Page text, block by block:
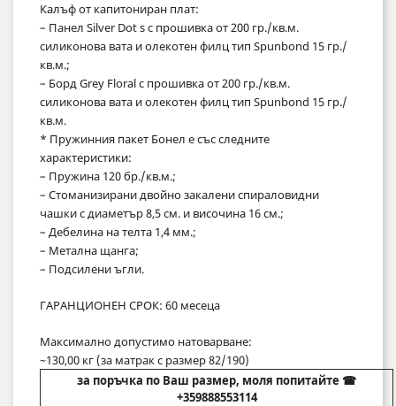
Калъф от капитониран плат:
– Панел Silver Dot s с прошивка от 200 гр./кв.м.
силиконова вата и олекотен филц тип Spunbond 15 гр./
кв.м.;
– Борд Grey Floral с прошивка от 200 гр./кв.м.
силиконова вата и олекотен филц тип Spunbond 15 гр./
кв.м.
* Пружинния пакет Бонел е със следните
характеристики:
– Пружина 120 бр./кв.м.;
– Стоманизирани двойно закалени спираловидни
чашки с диаметър 8,5 см. и височина 16 см.;
– Дебелина на телта 1,4 мм.;
– Метална щанга;
– Подсилени ъгли.
ГАРАНЦИОНЕН СРОК: 60 месеца
Максимално допустимо натоварване:
~130,00 кг (за матрак с размер 82/190)
за поръчка по Ваш размер, моля попитайте ☎
+359888553114